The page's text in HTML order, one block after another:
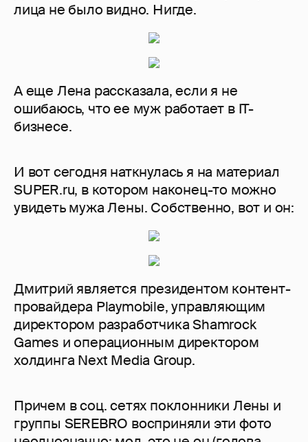
лица не было видно. Нигде.
А еще Лена рассказала, если я не
ошибаюсь, что ее муж работает в IT-
бизнесе.
И вот сегодня наткнулась я на материал
SUPER.ru, в котором наконец-то можно
увидеть мужа Лены. Собственно, вот и он:
Дмитрий является президентом контент-
провайдера Playmobile, управляющим
директором разработчика Shamrock
Games и операционным директором
холдинга Next Media Group.
Причем в соц. сетях поклонники Лены и
группы SEREBRO восприняли эти фото